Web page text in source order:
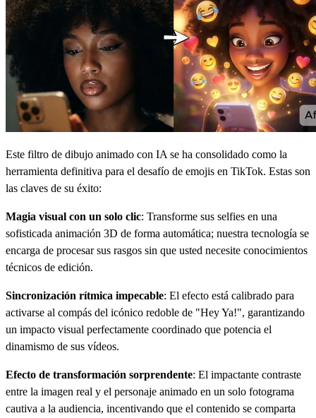
Este filtro de dibujo animado con IA se ha consolidado como la
herramienta definitiva para el desafío de emojis en TikTok. Estas son
las claves de su éxito:
Magia visual con un solo clic: Transforme sus selfies en una
sofisticada animación 3D de forma automática; nuestra tecnología se
encarga de procesar sus rasgos sin que usted necesite conocimientos
técnicos de edición.
Sincronización rítmica impecable: El efecto está calibrado para
activarse al compás del icónico redoble de "Hey Ya!", garantizando
un impacto visual perfectamente coordinado que potencia el
dinamismo de sus vídeos.
Efecto de transformación sorprendente: El impactante contraste
entre la imagen real y el personaje animado en un solo fotograma
cautiva a la audiencia, incentivando que el contenido se comparta